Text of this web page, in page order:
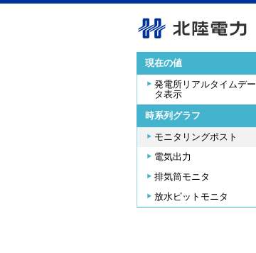
現在の値
発電所リアルタイムデー
タ表示
時系列グラフ
モニタリングポスト
電気出力
排気筒モニタ
放水ピットモニタ